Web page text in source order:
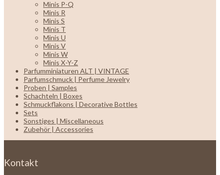
Minis P-Q
Minis R
Minis S
Minis T
Minis U
Minis V
Minis W
Minis X-Y-Z
Parfumminiaturen ALT | VINTAGE
Parfumschmuck | Perfume Jewelry
Proben | Samples
Schachteln | Boxes
Schmuckflakons | Decorative Bottles
Sets
Sonstiges | Miscellaneous
Zubehör | Accessories
Kontakt